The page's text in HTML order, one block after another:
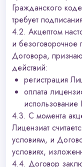
Гражданского
требует
4.2. Акцептом
и безоговорочное
Договора,
действий:
регистрация
оплата
4.3. С момента
Лицензиат
условиям, и
условиях,
4.4. Договор